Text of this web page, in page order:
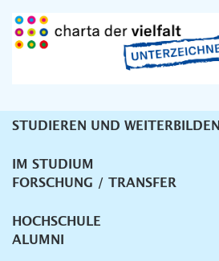
Unternavigation
STUDIEREN UND WEITERBILDEN
IM STUDIUM
FORSCHUNG / TRANSFER
HOCHSCHULE
ALUMNI